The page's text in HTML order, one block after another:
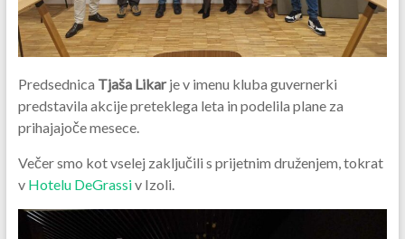
Predsednica Tjaša Likarje v imenu kluba guvernerki
predstavila akcije preteklega leta in podelila plane za
prihajajoče mesece.
Večer smo kot vselej zaključili s prijetnim druženjem, tokrat
v Hotelu DeGrassiv Izoli.